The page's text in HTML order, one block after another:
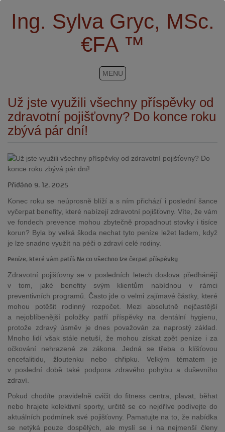
Ing. Sylva Gryc, MSc.
€FA ™
MENU
Už jste využili všechny příspěvky od
zdravotní pojišťovny? Do konce roku
zbývá pár dní!
Přidáno 9. 12. 2025
Konec roku se neúprosně blíží a s ním přichází i poslední šance
vyčerpat benefity, které nabízejí zdravotní pojišťovny. Víte, že vám
ve fondech prevence mohou zbytečně propadnout stovky i tisíce
korun? Byla by velká škoda nechat tyto peníze ležet ladem, když
je lze snadno využít na péči o zdraví celé rodiny.
Peníze, které vám patří: Na co všechno lze čerpat příspěvky
Zdravotní pojišťovny se v posledních letech doslova předhánějí
v tom, jaké benefity svým klientům nabídnou v rámci
preventivních programů. Často jde o velmi zajímavé částky, které
mohou potěšit rodinný rozpočet. Mezi absolutně nejčastější
a nejoblíbenější položky patří příspěvky na dentální hygienu,
protože zdravý úsměv je dnes považován za naprostý základ.
Mnoho lidí však stále netuší, že mohou získat zpět peníze i za
očkování nehrazené ze zákona. Jedná se třeba o klíšťovou
encefalitidu, žloutenku nebo chřipku. Velkým tématem je
v poslední době také podpora zdravého pohybu a duševního
zdraví.
Pokud chodíte pravidelně cvičit do fitness centra, plavat, běhat
nebo hrajete kolektivní sporty, určitě se co nejdříve podívejte do
aktuálních podmínek své pojišťovny. Pamatujte na to, že nabídka
se netýká pouze dospělých, ale myslí se i na nejmenší členy